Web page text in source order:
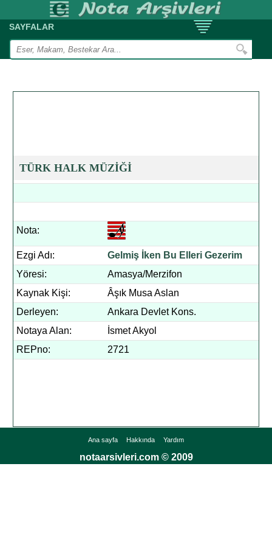
SAYFALAR
TÜRK HALK MÜZİĞİ
Nota:
Ezgi Adı:
Gelmiş İken Bu Elleri Gezerim
Yöresi:
Amasya/Merzifon
Kaynak Kişi:
Âşık Musa Aslan
Derleyen:
Ankara Devlet Kons.
Notaya Alan:
İsmet Akyol
REPno:
2721
Ana sayfa Hakkında Yardım
notaarsivleri.com © 2009